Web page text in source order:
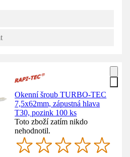
Okenní šroub TURBO-TEC
7,5x62mm, zápustná hlava
T30, pozink 100 ks
Toto zboží zatím nikdo
nehodnotil.